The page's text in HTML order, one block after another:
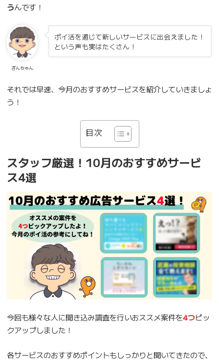
うんです！
ぎんちゃん
ポイ活を通じて新しいサービスに出会えました！
という声も実はたくさん！
それでは早速、今月のおすすめサービスを紹介していきましょ
う！
目次
スタッフ厳選！10月のおすすめサービ
ス4選
今回も様々な人に聞き込み調査を行いおススメ案件を4つピッ
クアップしました！
各サービスのおすすめポイントもしっかりと聞いてきたので、